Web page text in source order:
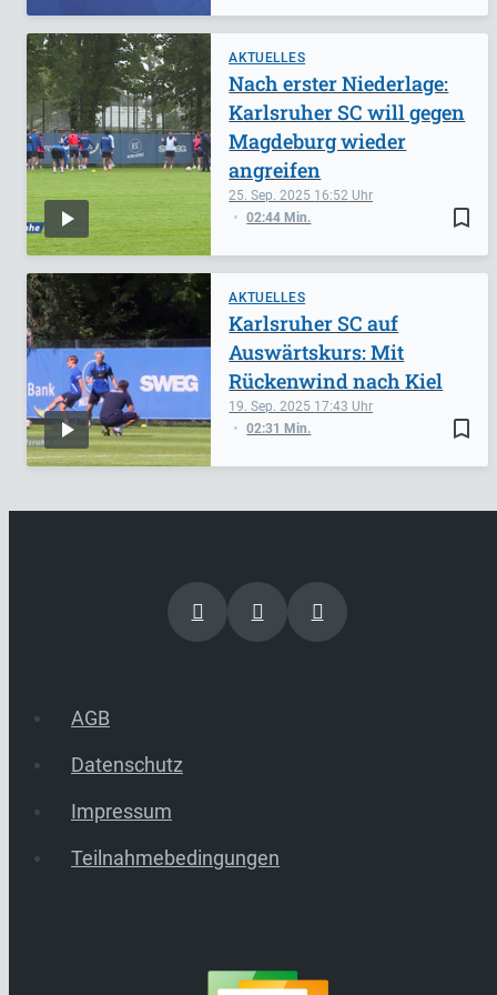
AKTUELLES
bookmark_border
25. Sep. 2025 16:52
02:44 Min.
Nach erster Niederlage:
Karlsruher SC will gegen
Magdeburg wieder
angreifen
AKTUELLES
bookmark_border
19. Sep. 2025 17:43
02:31 Min.
Karlsruher SC auf
Auswärtskurs: Mit
Rückenwind nach Kiel
AGB
Datenschutz
Impressum
Teilnahmebedingungen